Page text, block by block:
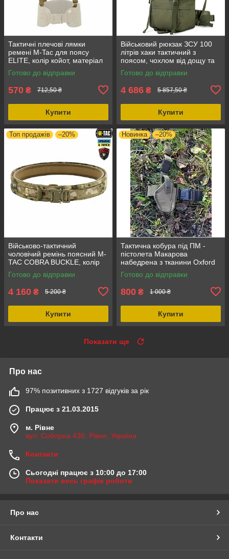
Тактичні плечові лямки
ремені M-Tac для поясу
ELITE, колір койот, матеріал
MIL-SPEC, 4 точки кріплення
Готово до відправки
570 ₴ 712,50 ₴
Купити
Військовий рюкзак ЗСУ 100
літрів хаки тактичний з
поясом, чохлом від дощу та
системою Molle Strength
knight
Готово до відправки
4 686 ₴ 5 857,50 ₴
Купити
Топ продажів –20%
Військово-тактичний
чоловічий ремінь поясний M-
TAC COBRA BUCKLE, колір
мультикам розмір XL/XXL,
міцний і надійний
Готово до відправки
4 160 ₴ 5 200 ₴
Купити
Новинка –20%
Тактична кобура під ПМ -
пістолета Макарова
набедрена з тканини Oxford
(поясна скоба) Олива,
кріплення на пояс, 2
Готово до відправки
800 ₴ 1 000 ₴
Купити
Показати ще
Про нас
97% позитивних з 1727 відгуків за рік
Працює з 21.03.2015
м. Рівне
вул. Соборна 430, Рівне, Україна
Контакти
Сьогодні працює з 10:00 до 17:00
Показати весь графік роботи
Про нас
Контакти